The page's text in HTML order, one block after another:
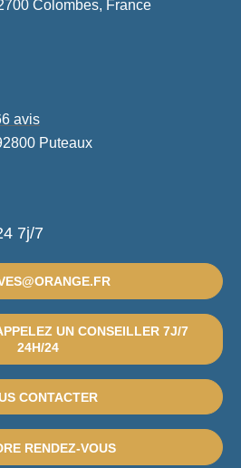
Colombes, France
avis
Puteaux
7j/7
UN CONSEILLER 7J/7
24H/24
CONTACTER
RENDEZ-VOUS